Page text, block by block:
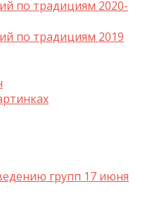
по традициям 2020-
по традициям 2019
групп 17 июня